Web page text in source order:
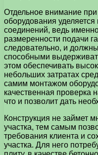
Отдельное внимание
оборудования
соединений, ведь
размеренности подачи
следовательно, и
способными
этом обеспечивать
небольших затратах
самим монтажом
качественная проверка
что и позволит дать
Конструкция не займет
участка, тем самым
требования клиента и
участка. Для него